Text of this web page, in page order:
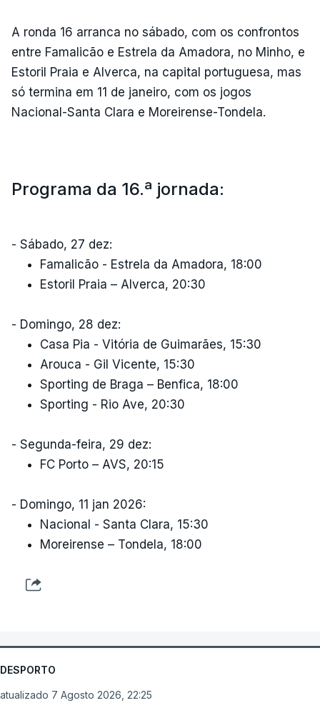
A ronda 16 arranca no sábado, com os confrontos
entre Famalicão e Estrela da Amadora, no Minho, e
Estoril Praia e Alverca, na capital portuguesa, mas
só termina em 11 de janeiro, com os jogos
Nacional-Santa Clara e Moreirense-Tondela.
Programa da 16.ª jornada:
- Sábado, 27 dez:
Famalicão - Estrela da Amadora, 18:00
Estoril Praia – Alverca, 20:30
- Domingo, 28 dez:
Casa Pia - Vitória de Guimarães, 15:30
Arouca - Gil Vicente, 15:30
Sporting de Braga – Benfica, 18:00
Sporting - Rio Ave, 20:30
- Segunda-feira, 29 dez:
FC Porto – AVS, 20:15
- Domingo, 11 jan 2026:
Nacional - Santa Clara, 15:30
Moreirense – Tondela, 18:00
DESPORTO
atualizado 7 Agosto 2026, 22:25